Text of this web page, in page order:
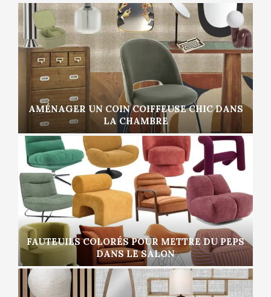
AMÉNAGER UN COIN COIFFEUSE CHIC DANS
LA CHAMBRE
FAUTEUILS COLORÉS POUR METTRE DU PEPS
DANS LE SALON